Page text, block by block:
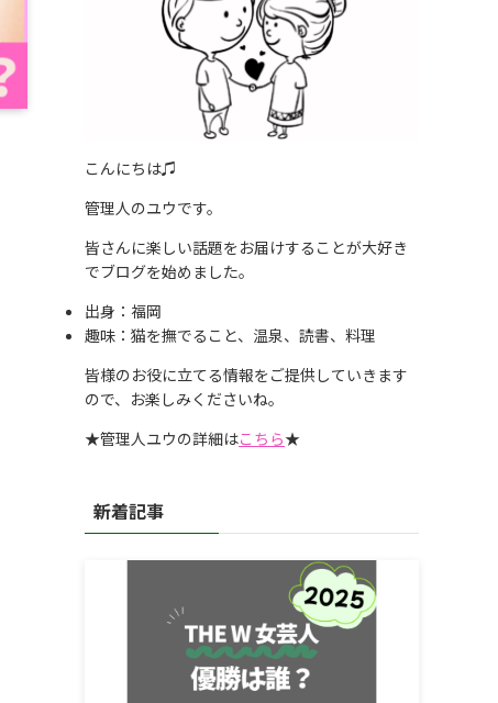
こんにちは♫
管理人のユウです。
皆さんに楽しい話題をお届けすることが大好き
でブログを始めました。
出身：福岡
趣味：猫を撫でること、温泉、読書、料理
皆様のお役に立てる情報をご提供していきます
ので、お楽しみくださいね。
★管理人ユウの詳細はこちら★
新着記事